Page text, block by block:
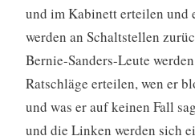
und im Kabinett erteilen und
werden an Schaltstellen
Bernie-Sanders-Leute
Ratschläge erteilen, wen er
und was er auf keinen Fall
und die Linken werden sich